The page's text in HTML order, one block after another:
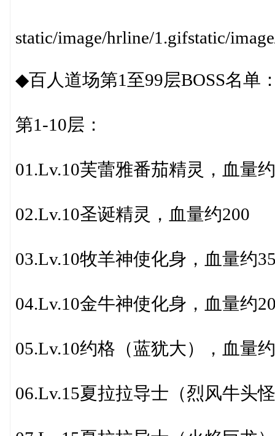
static/image/hrline/1.gifstatic/
◆百人道场第1至99层BOSS名单
第1-10层：
01.Lv.10芙蕾雅番茄精灵，血量
02.Lv.10圣诞精灵，血量约200
03.Lv.10牧羊神使化身，血量约
04.Lv.10金牛神使化身，血量约
05.Lv.10约格（蓝犹大），血量
06.Lv.15夏拉拉导士（烈风牛头